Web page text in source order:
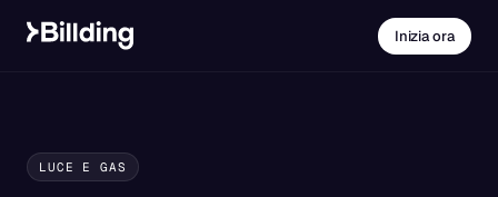
Inizia ora
LUCE E GAS